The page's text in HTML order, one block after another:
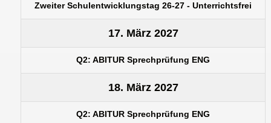
Zweiter Schulentwicklungstag 26-27 - Unterrichtsfrei
17. März 2027
Q2: ABITUR Sprechprüfung ENG
18. März 2027
Q2: ABITUR Sprechprüfung ENG